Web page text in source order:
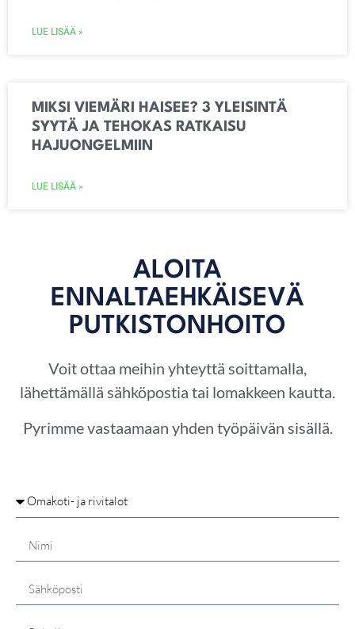
LUE LISÄÄ »
MIKSI VIEMÄRI HAISEE? 3 YLEISINTÄ
SYYTÄ JA TEHOKAS RATKAISU
HAJUONGELMIIN
LUE LISÄÄ »
ALOITA
ENNALTAEHKÄISEVÄ
PUTKISTONHOITO
Voit ottaa meihin yhteyttä soittamalla,
lähettämällä sähköpostia tai lomakkeen kautta.
Pyrimme vastaamaan yhden työpäivän sisällä.